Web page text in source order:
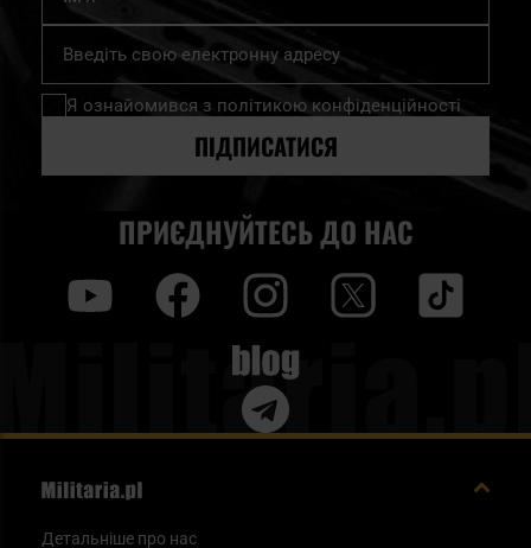
Підпишіться
нашу
розсилку
Я ознайомився з політикою конфіденційності
ПІДПИСАТИСЯ
ПРИЄДНУЙТЕСЬ ДО НАС
Blog
Детальніше про нас